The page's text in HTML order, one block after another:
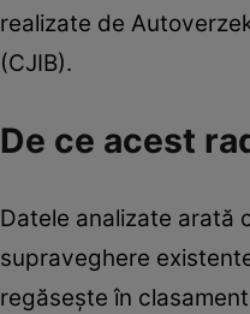
realizate de
(CJIB).
De ce acest
Datele analizate arată
supraveghere
regăsește în